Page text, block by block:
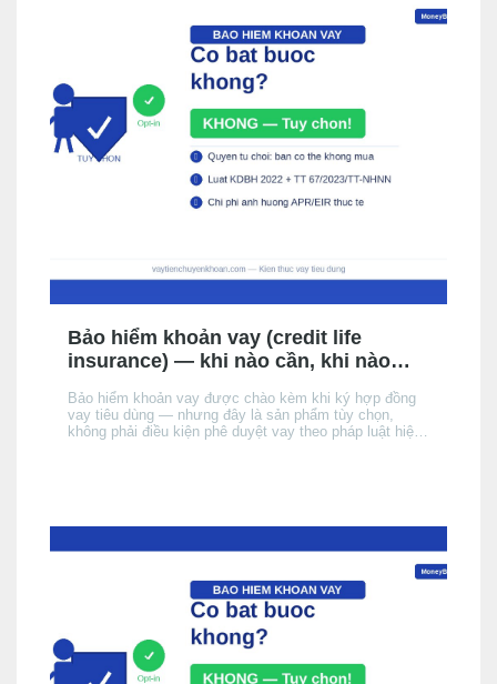
Bảo hiểm khoản vay (credit life
insurance) — khi nào cần, khi nào
Bảo hiểm khoản vay được chào kèm khi ký hợp đồng
vay tiêu dùng — nhưng đây là sản phẩm tùy chọn,
không phải điều kiện phê duyệt vay theo pháp luật hiện